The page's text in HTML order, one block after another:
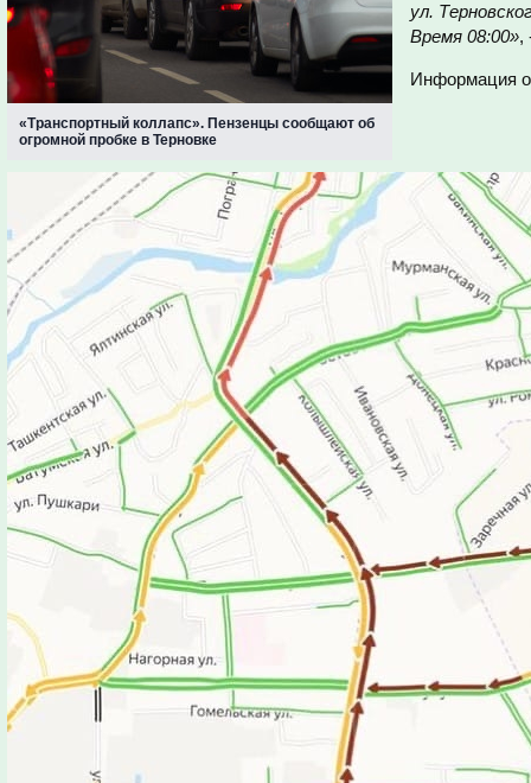
«Транспортный коллапс». Пензенцы сообщают об
огромной пробке в Терновке
ул.
Время 08:00»,
Информация о